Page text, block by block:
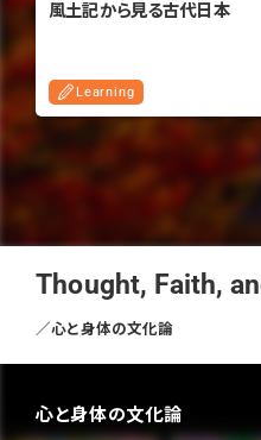
風土記から見る古代日本
Learning
Thought, Faith,
／心と身体の文化論
心と身体の文化論